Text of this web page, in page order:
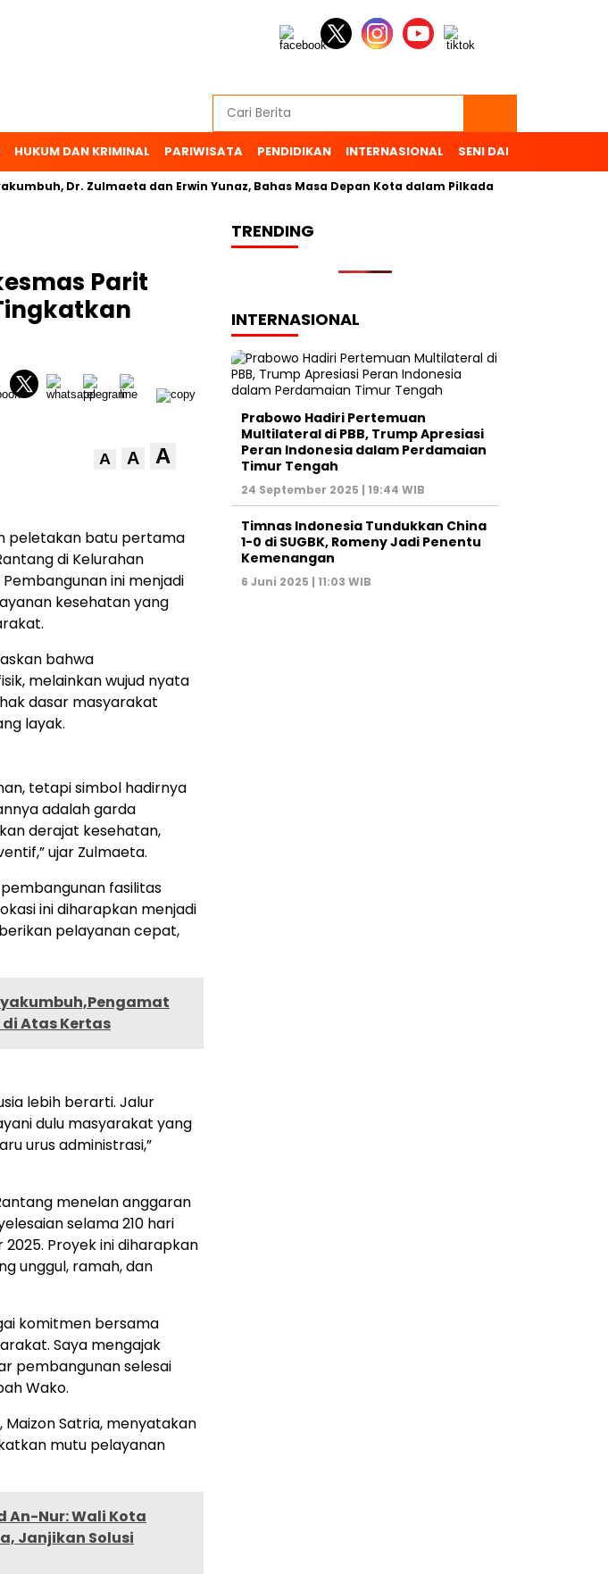
HUKUM DAN KRIMINAL PARIWISATA PENDIDIKAN INTERNASIONAL SENI DAN BUDAYA
Dr. Zulmaeta dan Erwin Yunaz, Bahas Masa Depan Kota dalam Pilkada
Parit
A A A
peletakan batu pertama
di Kelurahan
ini menjadi
kesehatan yang
bahwa
melainkan wujud nyata
dasar masyarakat
layak.
tetapi simbol hadirnya
adalah garda
derajat kesehatan,
ujar Zulmaeta.
fasilitas
ini diharapkan menjadi
pelayanan cepat,
Atas Kertas
lebih berarti. Jalur
dulu masyarakat yang
urus administrasi,”
menelan anggaran
selama 210 hari
Proyek ini diharapkan
unggul, ramah, dan
komitmen bersama
Saya mengajak
pembangunan selesai
Wako.
Maizon Satria, menyatakan
mutu pelayanan
An-Nur: Wali Kota
Janjikan Solusi
TRENDING
INTERNASIONAL
Prabowo Hadiri Pertemuan
Multilateral di PBB, Trump Apresiasi
Peran Indonesia dalam Perdamaian
Timur Tengah
24 September 2025 | 19:44 WIB
Timnas Indonesia Tundukkan China
1-0 di SUGBK, Romeny Jadi Penentu
Kemenangan
6 Juni 2025 | 11:03 WIB